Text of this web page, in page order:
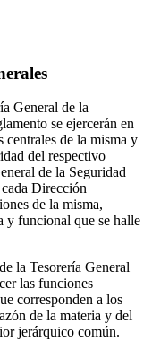
General de la
se ejercerán en
centrales de la misma y
del respectivo
de la Seguridad
Dirección
de la misma,
y funcional que se halle
la Tesorería General
las funciones
corresponden a los
de la materia y del
jerárquico común.